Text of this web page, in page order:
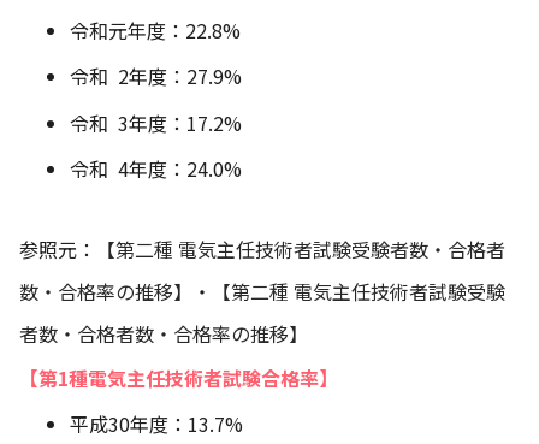
令和元年度：22.8%
令和 2年度：27.9%
令和 3年度：17.2%
令和 4年度：24.0%
参照元：
【第二種 電気主任技術者試験受験者数・合格者
数・合格率の推移】
・
【第二種 電気主任技術者試験受験
者数・合格者数・合格率の推移】
【第1種電気主任技術者試験合格率】
平成30年度：13.7%